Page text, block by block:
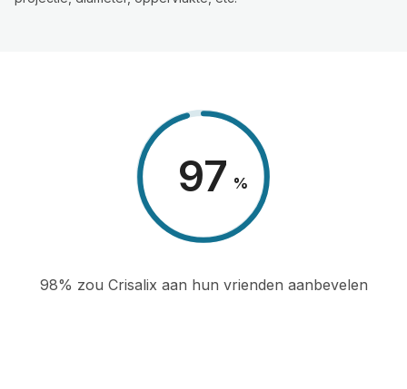
98 %
98% zou Crisalix aan hun vrienden aanbevelen